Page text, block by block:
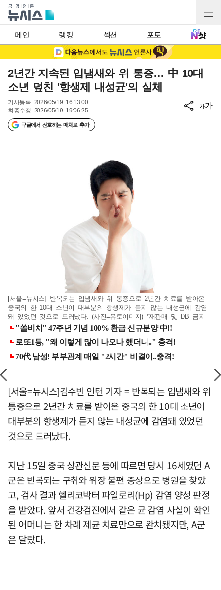
메인 랭킹 섹션 포토
2년간 지속된 입냄새와 위 통증… 中 10대
소년 덮친 '항생제 내성균'의 실체
기사등록 2026/05/19 16:13:00
최종수정 2026/05/19 19:06:25
구글에서 선호하는 매체로 추가
가가
[서울=뉴시스] 반복되는 입냄새와 위 통증으로 2년간 치료를 받아온
중국의 한 10대 소년이 대부분의 항생제가 듣지 않는 내성균에 감염
돼 있었던 것으로 드러났다. (사진=유토이미지) *재판매 및 DB 금지
[서울=뉴시스]김수빈 인턴 기자 = 반복되는 입냄새와 위
통증으로 2년간 치료를 받아온 중국의 한 10대 소년이
대부분의 항생제가 듣지 않는 내성균에 감염돼 있었던
것으로 드러났다.
지난 15일 중국 상관신문 등에 따르면 당시 16세였던 A
군은 반복되는 구취와 위장 불편 증상으로 병원을 찾았
고, 검사 결과 헬리코박터 파일로리(Hp) 감염 양성 판정
을 받았다. 앞서 건강검진에서 같은 균 감염 사실이 확인
된 어머니는 한 차례 제균 치료만으로 완치됐지만, A군
은 달랐다.